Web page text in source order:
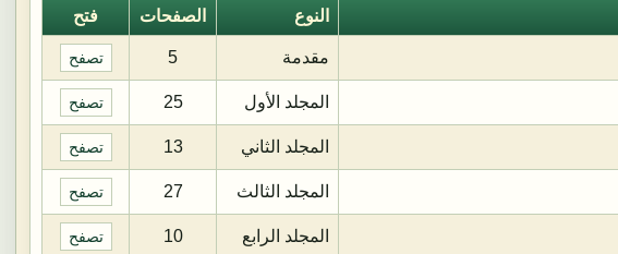
النوع الصفحات فتح
مقدمة 5 تصفح
المجلد الأول 25 تصفح
المجلد الثاني 13 تصفح
المجلد الثالث 27 تصفح
المجلد الرابع 10 تصفح